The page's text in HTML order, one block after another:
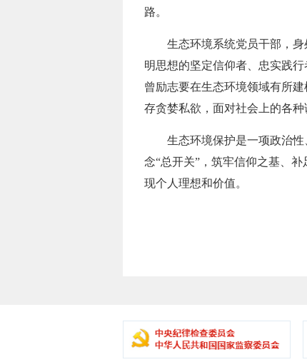
路。
生态环境系统党员干部，身处
明思想的坚定信仰者、忠实践
曾励志要在生态环境领域有所
存贪婪私欲，面对社会上的各
生态环境保护是一项政治性
念“总开关”，筑牢信仰之基、
现个人理想和价值。